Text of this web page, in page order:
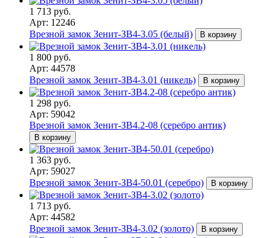
1 713 руб.
Арт: 12246
Врезной замок Зенит-ЗВ4-3.05 (белый)
В корзину
1 800 руб.
Арт: 44578
Врезной замок Зенит-ЗВ4-3.01 (никель)
В корзину
1 298 руб.
Арт: 59042
Врезной замок Зенит-ЗВ4.2-08 (серебро антик)
В корзину
1 363 руб.
Арт: 59027
Врезной замок Зенит-ЗВ4-50.01 (серебро)
В корзину
1 713 руб.
Арт: 44582
Врезной замок Зенит-ЗВ4-3.02 (золото)
В корзину